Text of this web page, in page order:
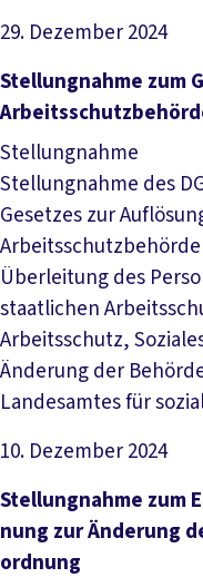
29. Dezember 2024
Datei herunterladen
Stellungnahme zum
Stellungnahme
Stellungnahme des
Gesetzes zur
Überleitung des
staatlichen
Arbeitsschutz,
Änderung der
Landesamtes für
10. Dezember 2024
Datei herunterladen
Stel­lung­nah­me zum
nung zur Än­de­rung
ord­nung